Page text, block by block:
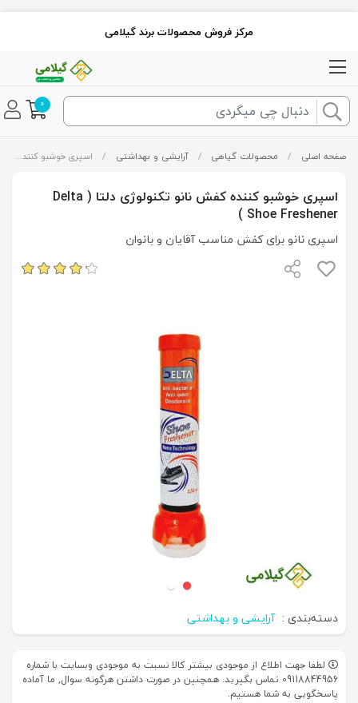
مرکز فروش محصولات برند گیلامی
0
صفحه اصلی / محصولات گیاهی / آرایشی و بهداشتی / اسپری خوشبو کننده کفش نانو تکنولوژی دلتا ( Delta Shoe Freshener )
اسپری خوشبو کننده کفش نانو تکنولوژی دلتا ( Delta
Shoe Freshener )
اسپری نانو برای کفش مناسب آقایان و بانوان
دسته‌بندی : آرایشی و بهداشتی
لطفا جهت اطلاع از موجودی بیشتر کالا نسبت به موجودی وبسایت با شماره
09118844956 تماس بگیرید. همچنین در صورت داشتن هرگونه سوال, ما آماده
پاسخگویی به شما هستیم.